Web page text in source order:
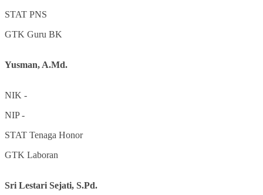
STAT PNS
GTK Guru BK
Yusman, A.Md.
NIK -
NIP-
STAT Tenaga Honor
GTK Laboran
Sri Lestari Sejati, S.Pd.